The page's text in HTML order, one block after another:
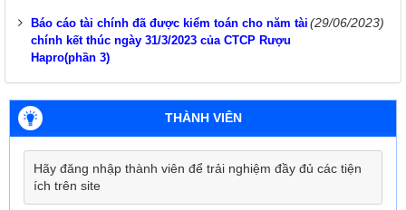
Báo cáo tài chính đã được kiểm toán cho năm tài
chính kết thúc ngày 31/3/2023 của CTCP Rượu
Hapro(phần 3)
(29/06/2023)
THÀNH VIÊN
Hãy đăng nhập thành viên để trải nghiệm đầy đủ các tiện
ích trên site